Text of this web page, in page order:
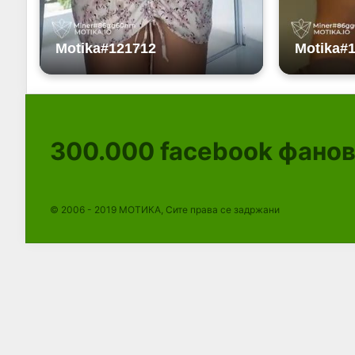
300.000 facebook
© 2006 - 2019 МОТИКА, Сите права се задржани